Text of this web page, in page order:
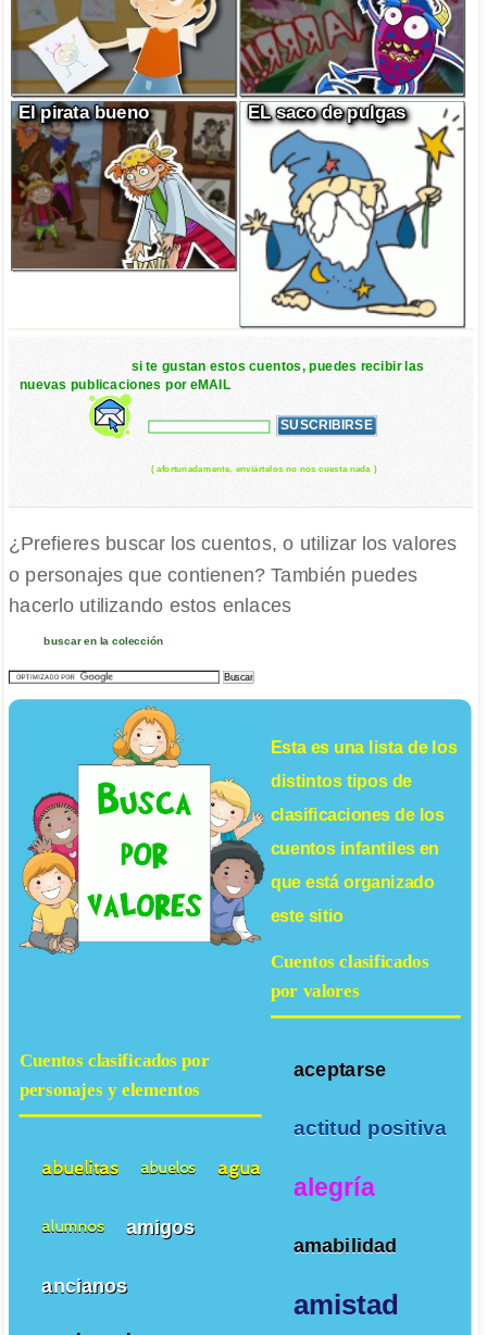
El pirata bueno EL saco de pulgas
si te gustan estos cuentos, puedes recibir las
nuevas publicaciones por eMAIL
( afortunadamente, enviártelos no nos cuesta nada )
¿Prefieres buscar los cuentos, o utilizar los valores
o personajes que contienen? También puedes
hacerlo utilizando estos enlaces
buscar en la colección
Esta es una lista de los
distintos tipos de
clasificaciones de los
cuentos infantilesen
que está organizado
este sitio
Cuentos clasificados
por valores
aceptarse
actitud positiva
alegría
amabilidad
amistad
Cuentos clasificados por
personajes y elementos
abuelitas abuelos agua
alumnos amigos
ancianos